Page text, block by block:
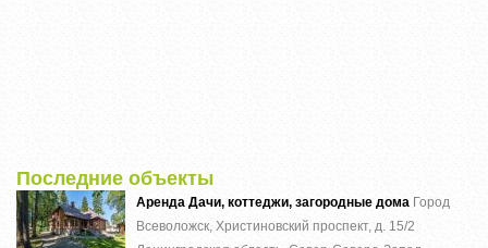
Последние объекты
Аренда Дачи, коттеджи, загородные дома Город
Всеволожск, Христиновский проспект, д. 15/2